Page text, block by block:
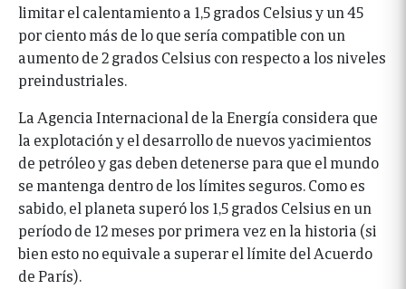
limitar el calentamiento a 1,5 grados Celsius y un 45
por ciento más de lo que sería compatible con un
aumento de 2 grados Celsius con respecto a los niveles
preindustriales.
La Agencia Internacional de la Energía considera que
la explotación y el desarrollo de nuevos yacimientos
de petróleo y gas deben detenerse para que el mundo
se mantenga dentro de los límites seguros. Como es
sabido, el planeta superó los 1,5 grados Celsius en un
período de 12 meses por primera vez en la historia (si
bien esto no equivale a superar el límite del Acuerdo
de París).